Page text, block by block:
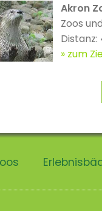
Akron
Zoos
Distanz:
zum